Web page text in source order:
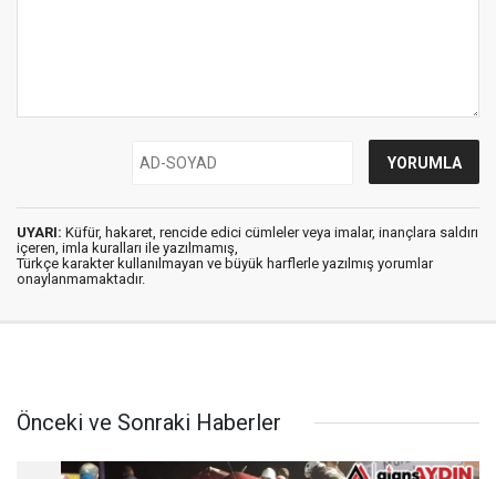
UYARI: Küfür, hakaret, rencide edici cümleler veya imalar, inançlara saldırı
içeren, imla kuralları ile yazılmamış,
Türkçe karakter kullanılmayan ve büyük harflerle yazılmış yorumlar
onaylanmamaktadır.
Önceki ve Sonraki Haberler